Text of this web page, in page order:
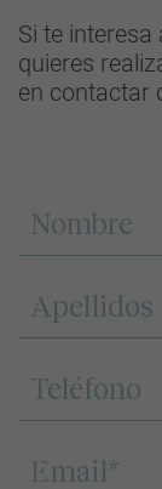
Si te
quieres
en contactar